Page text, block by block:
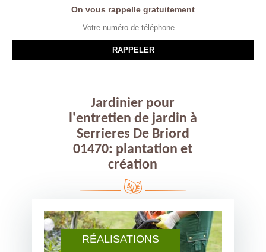
RÉALISATIONS
On vous rappelle gratuitement
Jardinier pour
l'entretien de jardin à
Serrieres De Briord
01470: plantation et
création